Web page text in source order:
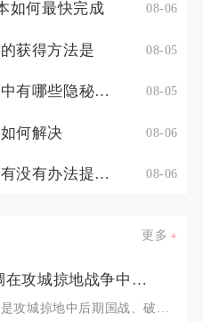
如何最快完成 08-06
获得方法是 08-05
攻城掠地最强剑客阵容中有哪些隐秘玩法 08-05
何解决 08-06
花千骨手游孟玄朗灵宠有没有办法提高其出战的生存能力 08-06
更多
丝绸在攻城掠地战争中的价值是什么